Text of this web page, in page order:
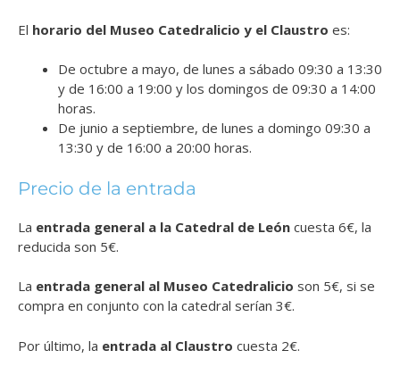
El horario del Museo Catedralicio y el Claustro es:
De octubre a mayo, de lunes a sábado 09:30 a 13:30
y de 16:00 a 19:00 y los domingos de 09:30 a 14:00
horas.
De junio a septiembre, de lunes a domingo 09:30 a
13:30 y de 16:00 a 20:00 horas.
Precio de la entrada
La entrada general a la Catedral de León cuesta 6€, la
reducida son 5€.
La entrada general al Museo Catedralicio son 5€, si se
compra en conjunto con la catedral serían 3€.
Por último, la entrada al Claustro cuesta 2€.